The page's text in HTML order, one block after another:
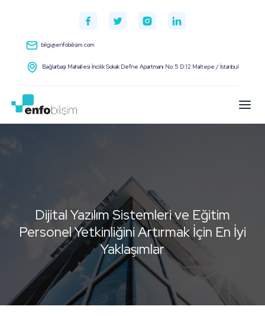
bilgi@enfobilisim.com
Bağlarbaşı Mahallesi İncilik Sokak Defne Apartmanı No:5 D:12 Maltepe / İstanbul
Dijital Yazılım Sistemleri ve Eğitim
Personel Yetkinliğini Artırmak İçin En İyi
Yaklaşımlar